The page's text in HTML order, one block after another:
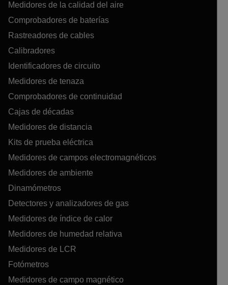
Medidores de la calidad del aire
Comprobadores de baterías
Rastreadores de cables
Calibradores
Identificadores de circuito
Medidores de tenaza
Comprobadores de continuidad
Cajas de décadas
Medidores de distancia
Kits de prueba eléctrica
Medidores de campos electromagnéticos
Medidores de ambiente
Dinamómetros
Detectores y analizadores de gas
Medidores de índice de calor
Medidores de humedad relativa
Medidores de LCR
Fotómetros
Medidores de campo magnético